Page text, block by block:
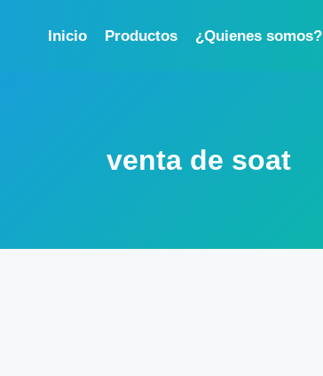
Inicio Productos ¿Quienes somos?
venta de soat